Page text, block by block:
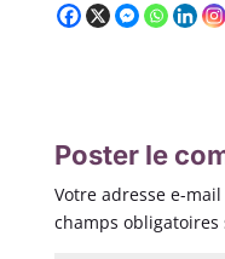
Poster le
Votre adresse e-
champs